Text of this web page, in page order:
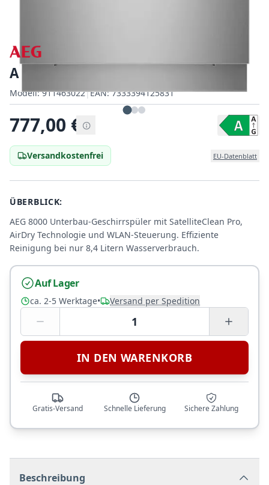
AEG GU8200A2SGM
Modell:
Modell:911463022|
EAN:
EAN:7333394125831
777,00 €
Versandkostenfrei EU-Datenblatt
ÜBERBLICK:
AEG 8000 Unterbau-Geschirrspüler mit SatelliteClean Pro,
AirDry Technologie und WLAN-Steuerung. Effiziente
Reinigung bei nur 8,4 Litern Wasserverbrauch.
Auf Lager
ca. 2-5 Werktage• Versand per Spedition
1
IN DEN WARENKORB
Gratis-Versand Schnelle Lieferung Sichere Zahlung
Beschreibung